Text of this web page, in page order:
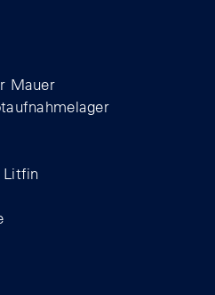
Mauer
Litfin